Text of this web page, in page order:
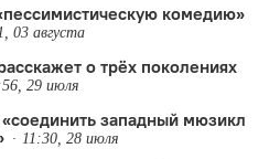
комедию»
03 августа
о трёх поколениях
29 июля
западный мюзикл
11:30, 28 июля